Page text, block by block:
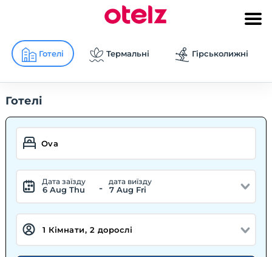
Готелі Термальні Гірськолижні
Готелі
Дата заїзду
6 Aug Thu -
дата виїзду
7 Aug Fri